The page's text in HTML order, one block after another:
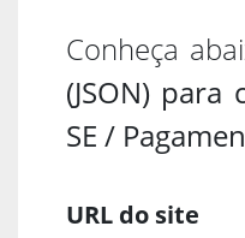
Conheça
(JSON) para
SE /
URL do site